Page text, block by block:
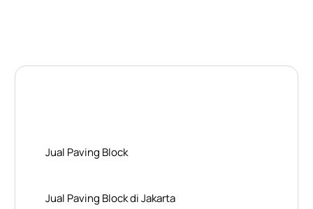
Jual Paving Block
Jual Paving Block di Jakarta